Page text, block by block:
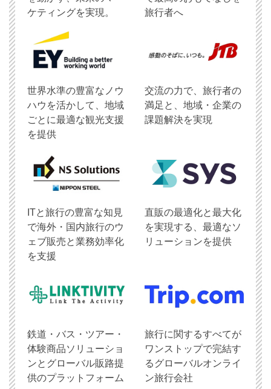
ケティングを実現。
旅行者へ
世界水準の豊富なノウ
ハウを活かして、地域
ごとに最適な観光支援
を提供
交流の力で、旅行者の
満足と、地域・企業の
課題解決を実現
ITと旅行の豊富な知見
で海外・国内旅行のウ
ェブ販売と業務効率化
を支援
直販の最適化と最大化
を実現する、最適なソ
リューションを提供
鉄道・バス・ツアー・
体験商品ソリューショ
ンとグローバル販路提
供のプラットフォーム
旅行に関するすべてが
ワンストップで完結す
るグローバルオンライ
ン旅行会社